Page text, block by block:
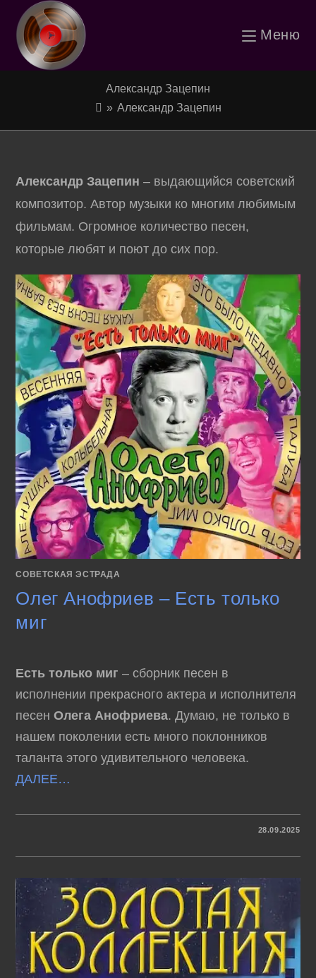
Перейти
содержимому
Меню
Александр Зацепин
» Александр Зацепин
Александр Зацепин – выдающийся советский
композитор. Автор музыки ко многим любимым
фильмам. Огромное количество песен,
которые любят и поют до сих пор.
СОВЕТСКАЯ ЭСТРАДА
Олег Анофриев – Есть только
миг
Есть только миг – сборник песен в
исполнении прекрасного актера и исполнителя
песенОлега Анофриева. Думаю, не только в
нашем поколении есть много поклонников
таланта этого удивительного человека.
ДАЛЕЕ…
АНОФРИЕВ
ТОЛЬКО
МИГ
28.09.2025